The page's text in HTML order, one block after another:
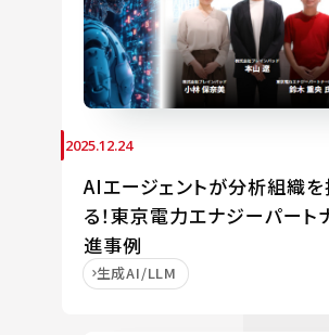
2025.12.24
AIエージェントが分析組織
る！東京電力エナジーパート
進事例
生成AI/LLM